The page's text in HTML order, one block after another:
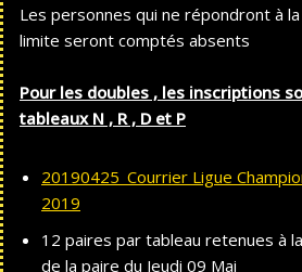
Les personnes qui ne répondront à
limite seront comptés absents
Pour les doubles , les inscriptions
tableaux N , R , D et P
20190425_Courrier Ligue
2019
12 paires par tableau retenues à
de la paire du Jeudi 09 Mai